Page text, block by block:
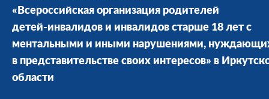
«Всероссийская организация родителей
детей-инвалидов и инвалидов старше 18 лет с
ментальными и иными нарушениями,
в представительстве своих интересов» в
области